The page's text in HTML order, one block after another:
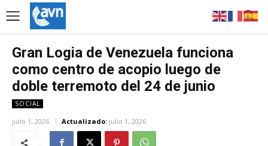
Gran Logia de Venezuela funciona
como centro de acopio luego de
doble terremoto del 24 de junio
SOCIAL
julio 1, 2026 Actualizado: julio 1, 2026